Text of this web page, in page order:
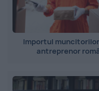
Importul
antreprenor